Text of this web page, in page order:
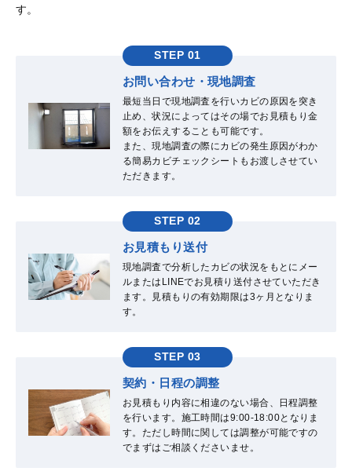
す。
STEP 01
お問い合わせ・現地調査
最短当日で現地調査を行いカビの原因を突き
止め、状況によってはその場でお見積もり金
額をお伝えすることも可能です。
また、現地調査の際にカビの発生原因がわか
る簡易カビチェックシートもお渡しさせてい
ただきます。
STEP 02
お見積もり送付
現地調査で分析したカビの状況をもとにメー
ルまたはLINEでお見積り送付させていただき
ます。見積もりの有効期限は3ヶ月となりま
す。
STEP 03
契約・日程の調整
お見積もり内容に相違のない場合、日程調整
を行います。施工時間は9:00-18:00となりま
す。ただし時間に関しては調整が可能ですの
でまずはご相談くださいませ。